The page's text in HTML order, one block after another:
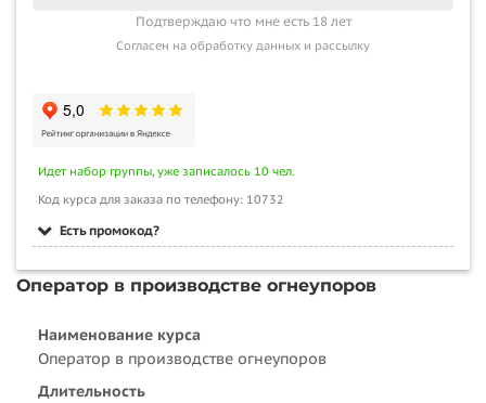
Подтверждаю что мне есть 18 лет
Согласен на обработку данных и рассылку
Идет набор группы, уже записалось 10 чел.
Код курса для заказа по телефону: 10732
Есть промокод?
Оператор в производстве огнеупоров
Наименование курса
Оператор в производстве огнеупоров
Длительность